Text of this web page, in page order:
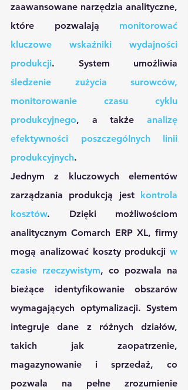
zaawansowane narzędzia analityczne,
które pozwalają monitorować
kluczowe wskaźniki wydajności
produkcji
śledzenie zużycia surowców,
monitorowanie czasu cyklu
produkcyjnego, a także analizę
efektywności poszczególnych linii
produkcyjnych.
Jednym z kluczowych elementów
zarządzania produkcją jest kontrola
kosztów. Dzięki możliwościom
analitycznym Comarch ERP XL, firmy
mogą analizować koszty produkcji w
czasie rzeczywistym, co pozwala na
bieżące identyfikowanie obszarów
wymagających optymalizacji. System
integruje dane z różnych działów,
takich jak zaopatrzenie,
magazynowanie i sprzedaż, co
pozwala na pełne zrozumienie